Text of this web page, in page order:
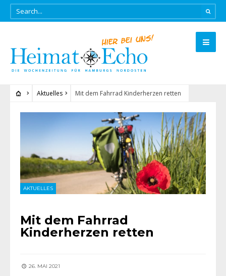
Aktuelles Mit dem Fahrrad Kinderherzen retten
AKTUELLES
Mit dem Fahrrad
Kinderherzen retten
26. MAI 2021